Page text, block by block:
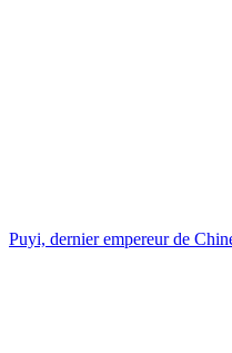
Puyi, dernier empereur de